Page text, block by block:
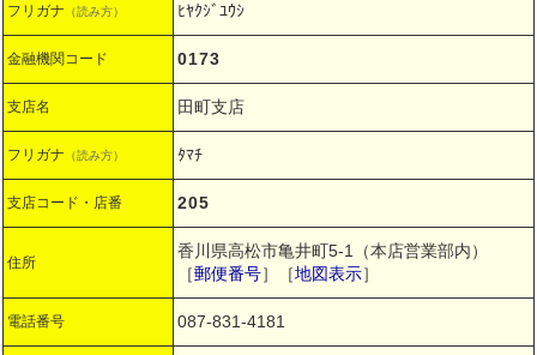
フリガナ （読み方） ﾋﾔｸｼﾞﾕｳｼ
金融機関コード 0173
支店名 田町支店
フリガナ （読み方） ﾀﾏﾁ
支店コード・店番 205
住所
香川県高松市亀井町5-1（本店営業部内）
［郵便番号］［地図表示］
電話番号 087-831-4181